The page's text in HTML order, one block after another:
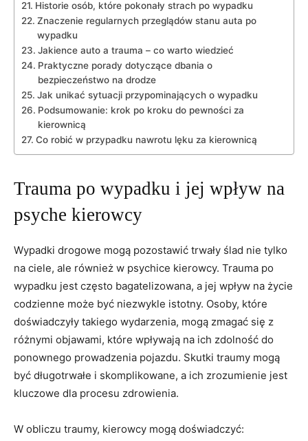
Historie osób, które ⁢pokonały strach po wypadku
Znaczenie regularnych⁤ przeglądów stanu auta po
wypadku
Jakience auto⁢ a ⁢trauma – co warto ⁤wiedzieć
Praktyczne porady ⁣dotyczące dbania o
bezpieczeństwo na ​drodze
Jak unikać sytuacji przypominających o wypadku
Podsumowanie: krok po kroku do pewności za⁣
kierownicą
Co robić ⁤w ‌przypadku nawrotu ⁣lęku za kierownicą
Trauma po wypadku i jej wpływ na
psyche⁣ kierowcy
Wypadki drogowe mogą pozostawić trwały ślad nie tylko
na ciele, ale również w psychice kierowcy. Trauma po
wypadku jest często bagatelizowana, ⁤a jej wpływ ‍na życie
codzienne może być ⁢niezwykle istotny. Osoby,⁣ które
doświadczyły takiego‌ wydarzenia, mogą zmagać się⁢ z
różnymi objawami, które wpływają na ich⁣ zdolność ‍do
ponownego prowadzenia pojazdu. Skutki traumy mogą
być długotrwałe i skomplikowane, a ich zrozumienie jest
kluczowe dla procesu zdrowienia.
W obliczu traumy, kierowcy mogą doświadczyć: